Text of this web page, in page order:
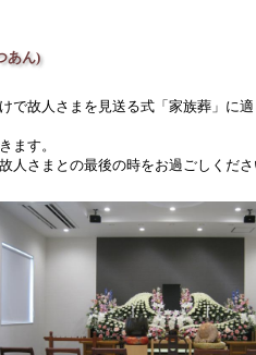
あん)
で故人さまを見送る式「家族葬」に
ます。
人さまとの最後の時をお過ごしくだ